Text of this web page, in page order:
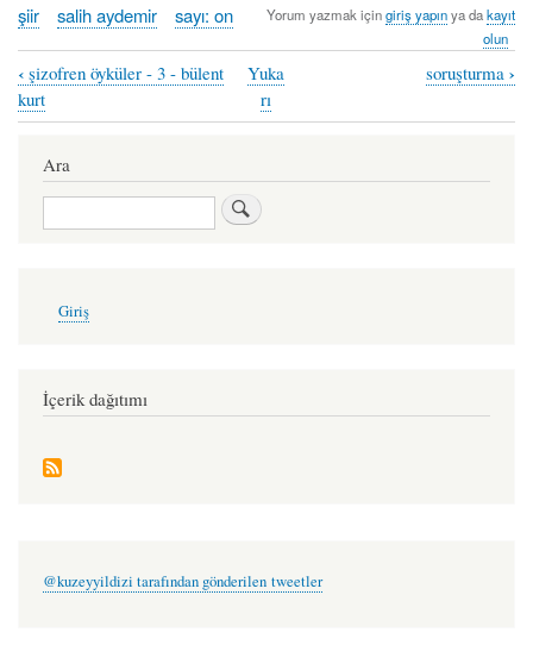
şiir salih aydemir sayı: on Yorum yazmak içingiriş yapınya dakayıt
olun
Book
traversal
links
for
48
salih
‹ şizofren öyküler - 3 - bülent
kurt
Yuka
rı
soruşturma ›
Ara
Ara
account
Giriş
İçerik dağıtımı
@kuzeyyildizi tarafından gönderilen tweetler